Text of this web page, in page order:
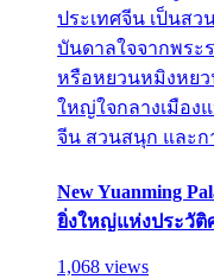
ประเทศจีน เป็นสว
บันดาลใจจากพระร
หรือหยวนหมิงหย
ใหญ่ใจกลางเมือง
จีน สวนสนุก และก
New Yuanming
ยิ่งใหญ่แห่งประวัติ
1,068 views